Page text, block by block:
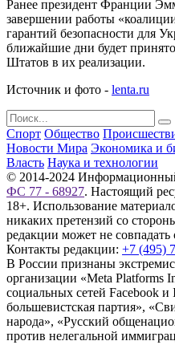
Ранее президент Франции
завершении работы
гарантий безопасности для
ближайшие дни будет
Штатов в их реализации.
Источник и фото - lenta.ru
Спорт Общество
Новости Мира Экономика и
Власть Наука и технологии
© 2014-2024
ФС 77 - 68927. Настоящий
18+. Использование
никаких претензий со
редакции может не
Контакты редакции: +7 (495)
В России признаны
организации «Meta Platforms
социальных сетей Facebook
большевистская партия»,
народа», «Русский
против нелегальной